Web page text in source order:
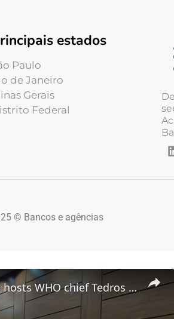
estados
Paulo
de Janeiro
Gerais
Federal
© Bancos e agências
×
Brazil: Brazilian President Lula hosts WHO chief Tedros in Rio.